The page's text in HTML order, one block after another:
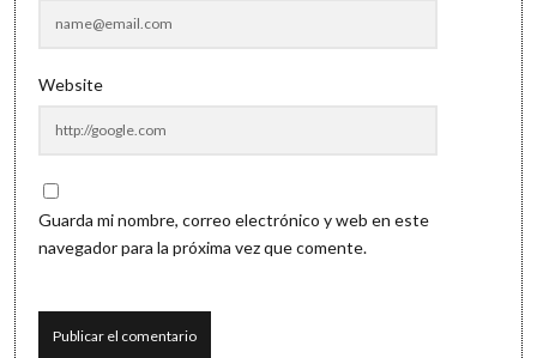
Website
Guarda mi nombre, correo electrónico y web en este
navegador para la próxima vez que comente.